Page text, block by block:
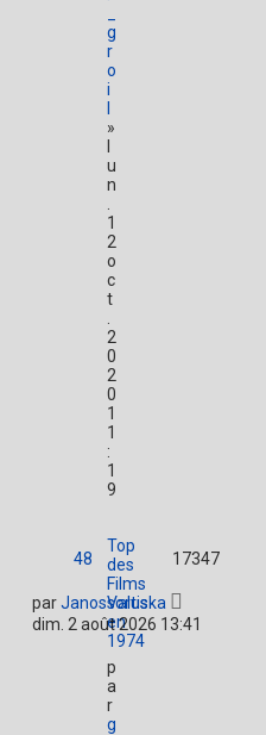
g
r
o
i
»
u
n
1
2
o
c
t
2
0
2
0
1
1
:
1
9
Top
des
Films
sortis
en
1974
p
a
r
g
48 17347
parJanosValuska
dim. 2 août 2026 13:41